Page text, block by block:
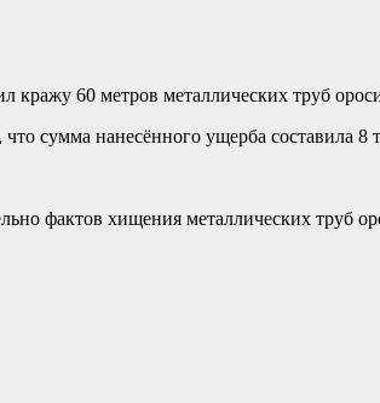
60 метров металлических труб
сумма нанесённого ущерба составила 8
фактов хищения металлических труб